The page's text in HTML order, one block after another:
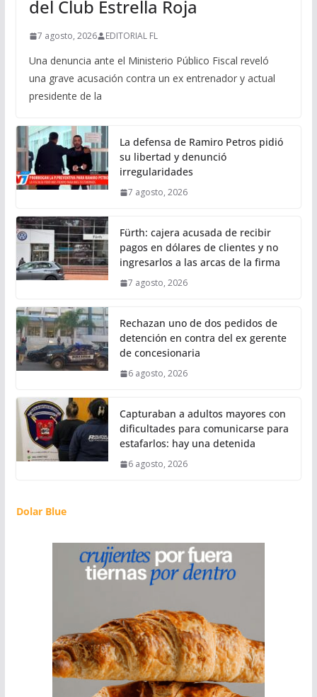
del Club Estrella Roja
7 agosto, 2026 EDITORIAL FL
Una denuncia ante el Ministerio Público Fiscal reveló
una grave acusación contra un ex entrenador y actual
presidente de la
La defensa de Ramiro Petros pidió
su libertad y denunció
irregularidades
7 agosto, 2026
Fürth: cajera acusada de recibir
pagos en dólares de clientes y no
ingresarlos a las arcas de la firma
7 agosto, 2026
Rechazan uno de dos pedidos de
detención en contra del ex gerente
de concesionaria
6 agosto, 2026
Capturaban a adultos mayores con
dificultades para comunicarse para
estafarlos: hay una detenida
6 agosto, 2026
Dolar Blue